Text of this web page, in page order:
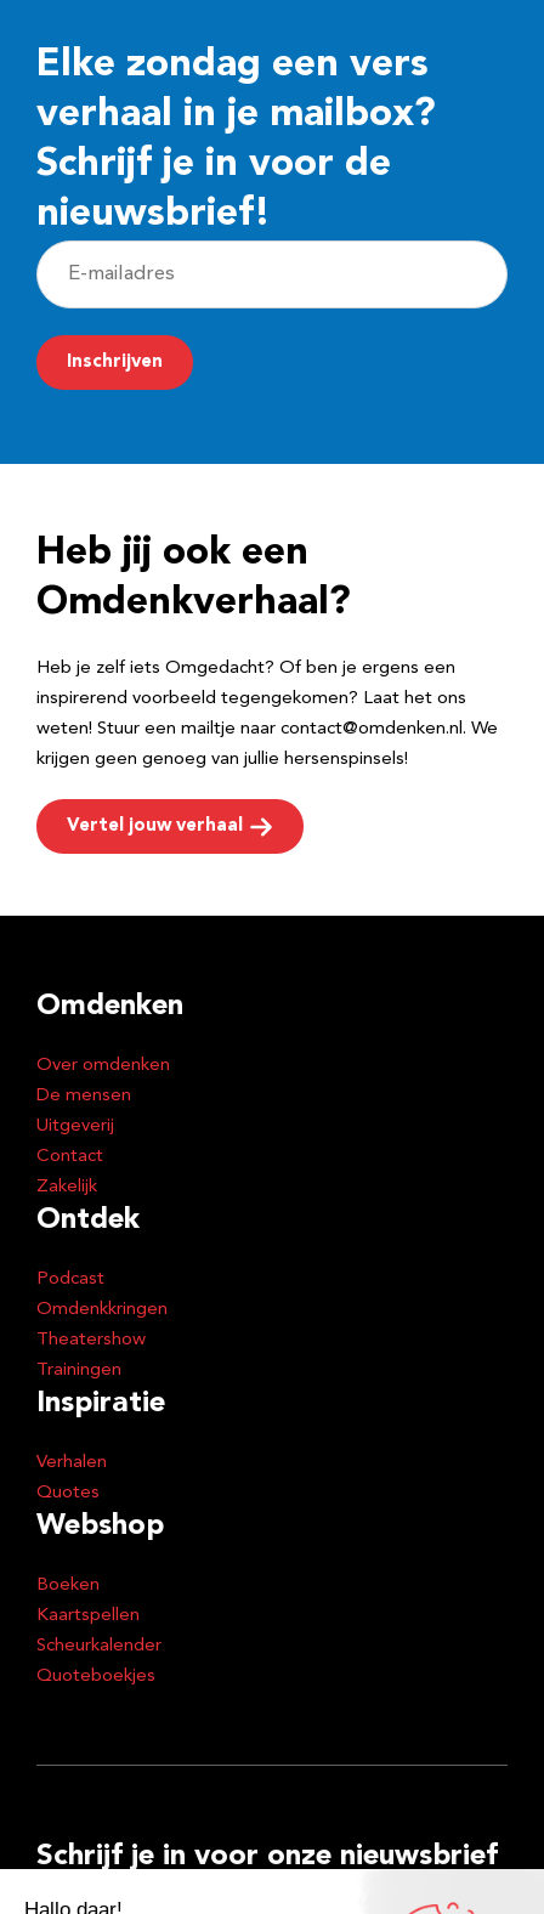
Elke zondag een vers
verhaal in je mailbox?
Schrijf je in voor de
nieuwsbrief!
E
-
m
a
r
e
Inschrijven
Heb jij ook een
Omdenkverhaal?
Heb je zelf iets Omgedacht? Of ben je ergens een
inspirerend voorbeeld tegengekomen? Laat het ons
weten! Stuur een mailtje naar contact@omdenken.nl. We
krijgen geen genoeg van jullie hersenspinsels!
Vertel jouw verhaal
Omdenken
Over omdenken
De mensen
Uitgeverij
Contact
Zakelijk
Ontdek
Podcast
Omdenkkringen
Theatershow
Trainingen
Inspiratie
Verhalen
Quotes
Webshop
Boeken
Kaartspellen
Scheurkalender
Quoteboekjes
Schrijf je in voor onze nieuwsbrief